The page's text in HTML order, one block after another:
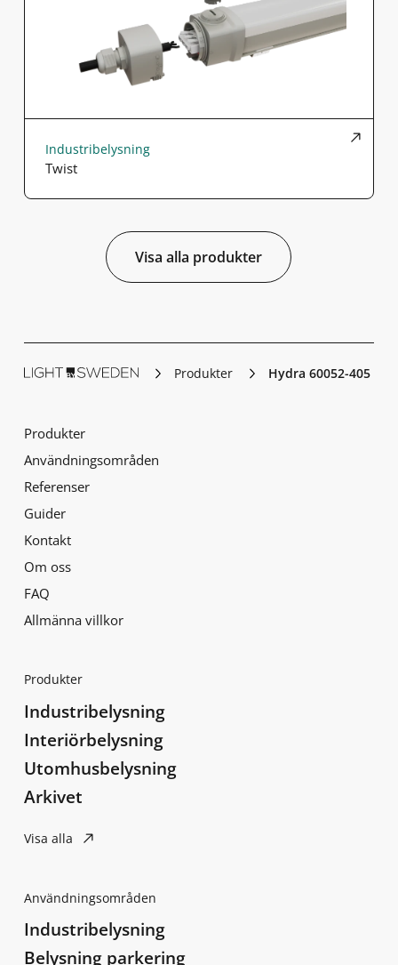
Industribelysning
Twist
Visa alla produkter
Produkter Hydra 60052-405
Produkter
Användningsområden
Referenser
Guider
Kontakt
Om oss
FAQ
Allmänna villkor
Produkter
Industribelysning
Interiörbelysning
Utomhusbelysning
Arkivet
Visa alla
Användningsområden
Industribelysning
Belysning parkering